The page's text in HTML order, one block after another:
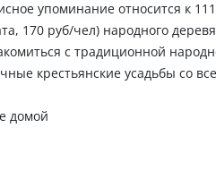
упоминание относится к
170 руб/чел) народного
с традиционной
крестьянские усадьбы со
домой